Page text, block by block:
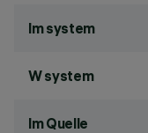
lm system
W system
lm Quelle